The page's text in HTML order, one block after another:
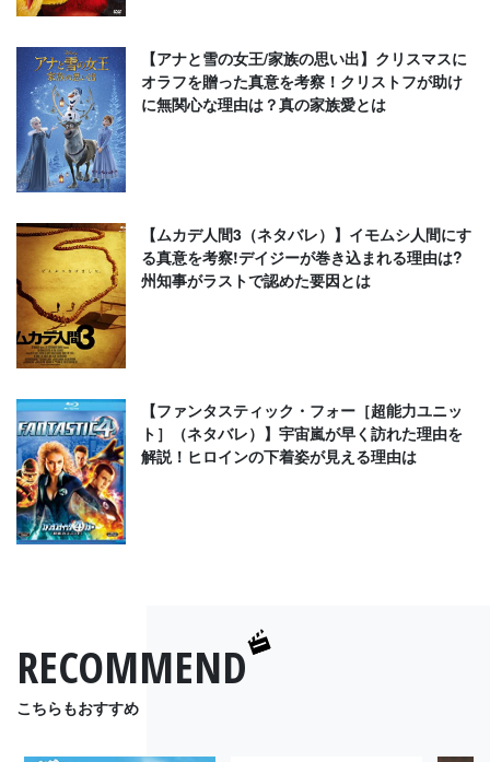
【アナと雪の女王/家族の思い出】クリスマスに
オラフを贈った真意を考察！クリストフが助け
に無関心な理由は？真の家族愛とは
【ムカデ人間3（ネタバレ）】イモムシ人間にす
る真意を考察!デイジーが巻き込まれる理由は?
州知事がラストで認めた要因とは
【ファンタスティック・フォー［超能力ユニッ
ト］（ネタバレ）】宇宙嵐が早く訪れた理由を
解説！ヒロインの下着姿が見える理由は
RECOMMEND
こちらもおすすめ